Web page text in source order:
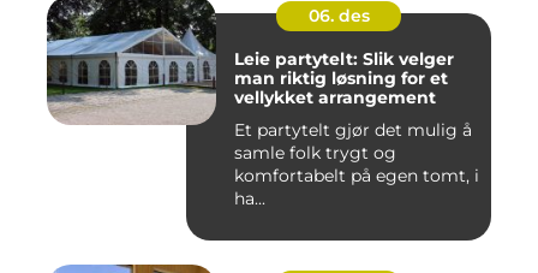
06. des
Leie partytelt: Slik velger
man riktig løsning for et
vellykket arrangement
Et partytelt gjør det mulig å
samle folk trygt og
komfortabelt på egen tomt, i
ha...